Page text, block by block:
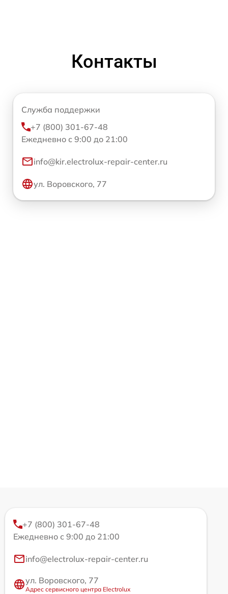
Контакты
Служба поддержки
+7 (800) 301-67-48
Ежедневно с 9:00 до 21:00
info@kir.electrolux-repair-center.ru
ул. Воровского, 77
+7 (800) 301-67-48
Ежедневно с 9:00 до 21:00
info@electrolux-repair-center.ru
ул. Воровского, 77
Адрес сервисного центра Electrolux